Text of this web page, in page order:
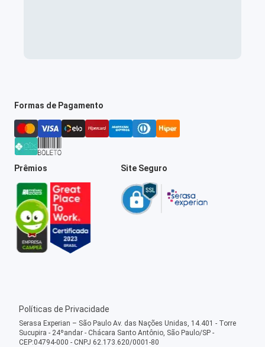
Formas de Pagamento
Prêmios Site Seguro
Políticas de Privacidade
Serasa Experian – São Paulo Av. das Nações Unidas, 14.401 - Torre
Sucupira - 24ºandar - Chácara Santo Antônio, São Paulo/SP -
CEP:04794-000 - CNPJ 62.173.620/0001-80